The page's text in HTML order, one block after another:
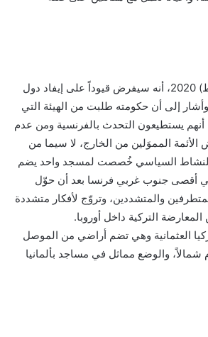
لم تتوقف انتقادات الرئيس الفرنسي لتركيا عند هذا الحد بل أكد في 18 فبراير (شباط) 2020، أنه سيفرض قيوداً على إيفاد دول
إلى أن حكومته طلبت من الهيئة التي
أنهم يستطيعون التحدث بالفرنسية ومن عدم
المموَلين من الخارج، لا سيما من
تمويلات ضخمة وصلت إلى أكثر من 35 مليون يورو للنشاط السياسي خُصصت لمسجد واحد يضم
أقصى جنوب غربي فرنسا بعد أن حوّل
والمتشددين، وتروّج لأفكار متشددة
التركية داخل أوروبا.
العثمانية وهي تضم أراضي من الموصل
والوضع مماثل في مساجد بألمانيا